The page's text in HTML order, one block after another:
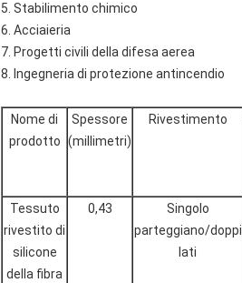
5. Stabilimento chimico
6. Acciaieria
7. Progetti civili della difesa aerea
8. Ingegneria di protezione antincendio
Nome di
prodotto
Spessore
(millimetri)
Rivestimento
Tessuto
rivestito di
silicone
della fibra
0,43
Singolo
parteggiano/doppi
lati